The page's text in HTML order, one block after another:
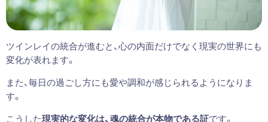
ツインレイの統合が進むと、心の内面だけでなく現実の世界にも
変化が表れます。
また、毎日の過ごし方にも愛や調和が感じられるようになりま
す。
こうした現実的な変化は、魂の統合が本物である証です。